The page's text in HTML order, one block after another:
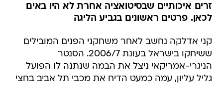
זרים איכותיים שבסיטואציה אחרת לא היו באים
לכאן. פרטים ראשונים בגביע הליגה
קני אדלקה נחשב לאחר משחקני הפנים המובילים
ששיחקו בישראל בעונת 2006/7. הסנטר
הניגרי-אמריקאי ניצל את הבמה שנתנה לו הפועל
גליל עליון, עמה כמעט הדיח את מכבי תל אביב בחצי